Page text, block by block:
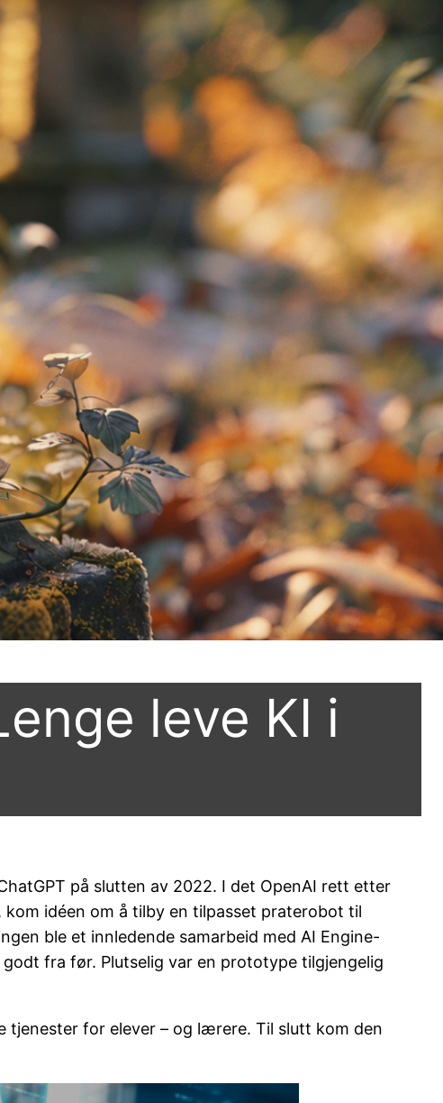
leve KI i
på slutten av 2022. I det OpenAI rett etter
idéen om å tilby en tilpasset praterobot til
ble et innledende samarbeid med AI Engine-
fra før. Plutselig var en prototype tilgjengelig
for elever – og lærere. Til slutt kom den